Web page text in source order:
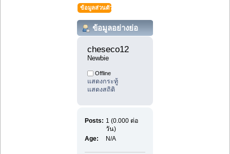
ข้อมูลส่วนตัว
ข้อมูลอย่างย่อ
cheseco12
Newbie
Offline
แสดงกระทู้
แสดงสถิติ
Posts: 1 (0.000 ต่อ
วัน)
Age:
N/A